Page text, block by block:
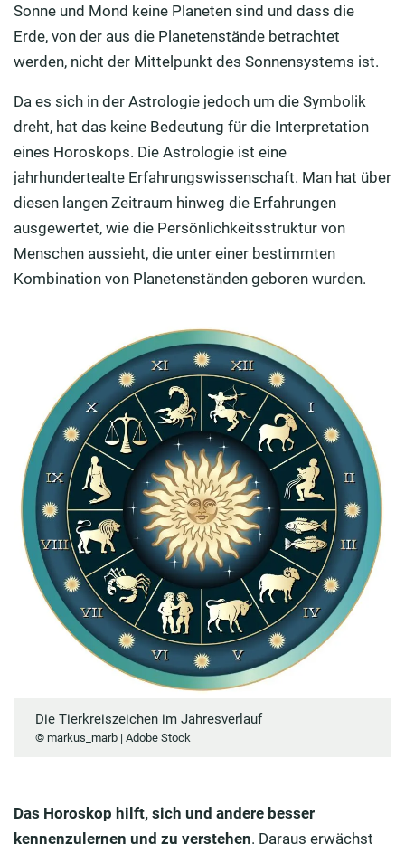
Sonne und Mond keine Planeten sind und dass die
Erde, von der aus die Planetenstände betrachtet
werden, nicht der Mittelpunkt des Sonnensystems ist.
Da es sich in der Astrologie jedoch um die Symbolik
dreht, hat das keine Bedeutung für die Interpretation
eines Horoskops. Die Astrologie ist eine
jahrhundertealte Erfahrungswissenschaft. Man hat über
diesen langen Zeitraum hinweg die Erfahrungen
ausgewertet, wie die Persönlichkeitsstruktur von
Menschen aussieht, die unter einer bestimmten
Kombination von Planetenständen geboren wurden.
Die Tierkreiszeichen im Jahresverlauf
© markus_marb | Adobe Stock
Das Horoskop hilft, sich und andere besser
kennenzulernen und zu verstehen. Daraus erwächst